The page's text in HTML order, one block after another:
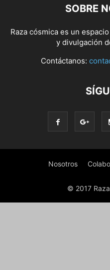
SOBRE
Raza cósmica es un
y divulgación
Contáctanos:
Nosotros
© 2017